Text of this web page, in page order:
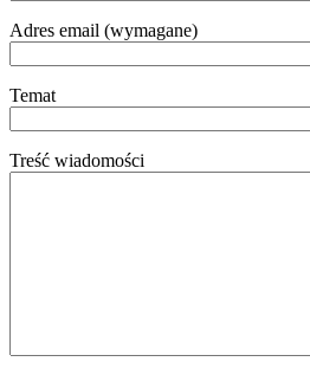
Adres email (wymagane)
Temat
Treść wiadomości